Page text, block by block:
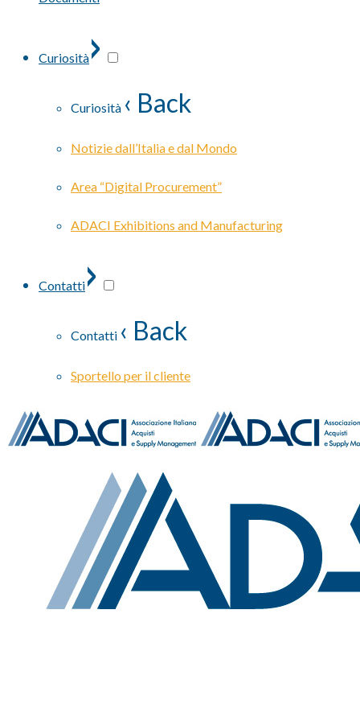
Curiosità›
Curiosità ‹ Back
Notizie dall’Italia e dal Mondo
Area “Digital Procurement”
ADACI Exhibitions and Manufacturing
Contatti›
Contatti ‹ Back
Sportello per il cliente